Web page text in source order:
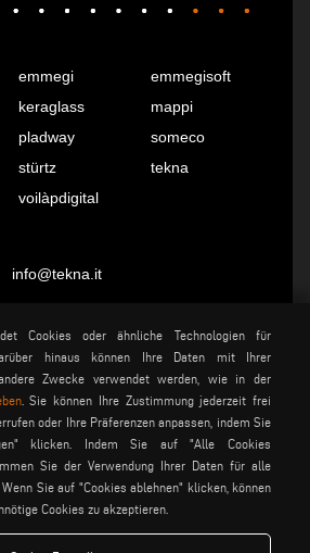
emmegi
emmegisoft
keraglass
mappi
pladway
someco
stürtz
tekna
voilàpdigital
info@tekna.it
rechtsvermerk
verkaufsbedingungen
cookies einstellungen
Cookies oder ähnliche Technologien für
hinaus können Ihre Daten mit Ihrer
Zwecke verwendet werden, wie in der
. Sie können Ihre Zustimmung jederzeit frei
oder Ihre Präferenzen anpassen, indem Sie
klicken. Indem Sie auf "Alle Cookies
Sie der Verwendung Ihrer Daten für alle
Sie auf "Cookies ablehnen" klicken, können
Cookies zu akzeptieren.